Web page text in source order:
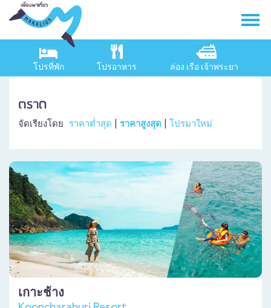
โปรที่พัก โปรอาหาร ล่อง เรือ เจ้าพระยา
ตราด
จัดเรียงโดย ราคาต่ำสุด ราคาสูงสุด โปรมาใหม่
เกาะช้าง